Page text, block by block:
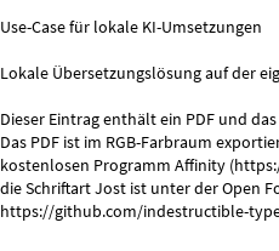
Use-Case für lokale KI-Umsetzungen
Lokale Übersetzungslösung auf der
Dieser Eintrag enthält ein PDF und
Das PDF ist im RGB-Farbraum
kostenlosen Programm Affinity
die Schriftart Jost ist unter der Open
https://github.com/indestructible-